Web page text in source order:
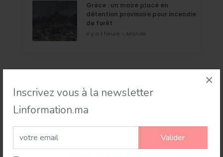
Inscrivez vous à la newsletter
Linformation.ma
Valider
×
Grèce : un maire placé en
détention provisoire pour incendie
de forêt
il y a 1 heure - Monde